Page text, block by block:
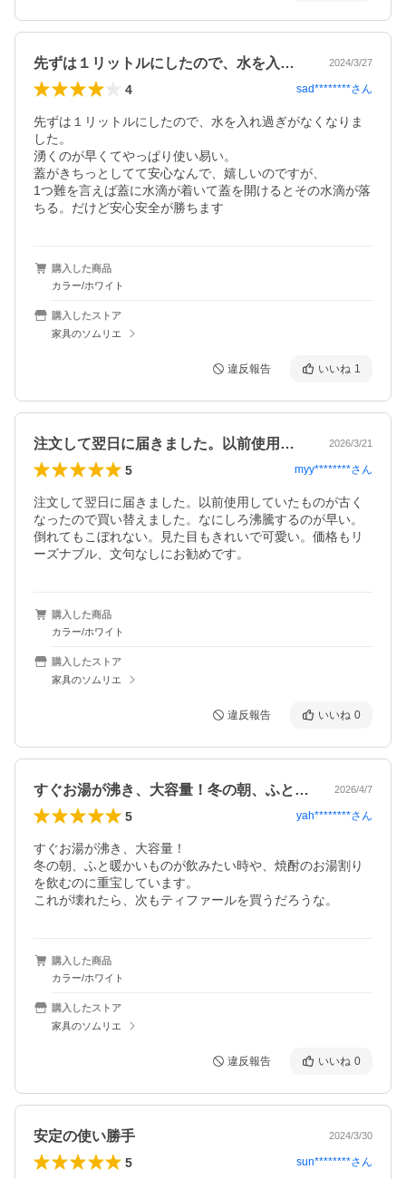
先ずは１リットルにしたので、水を入れ過… 2024/3/27
4 sad********さん
先ずは１リットルにしたので、水を入れ過ぎがなくなりま
した。
湧くのが早くてやっぱり使い易い。
蓋がきちっとしてて安心なんで、嬉しいのですが、
1つ難を言えば蓋に水滴が着いて蓋を開けるとその水滴が落
ちる。だけど安心安全が勝ちます
購入した商品
カラー/ホワイト
購入したストア
家具のソムリエ
違反報告 いいね 1
注文して翌日に届きました。以前使用して… 2026/3/21
5 myy********さん
注文して翌日に届きました。以前使用していたものが古く
なったので買い替えました。なにしろ沸騰するのが早い。
倒れてもこぼれない。見た目もきれいで可愛い。価格もリ
ーズナブル、文句なしにお勧めです。
購入した商品
カラー/ホワイト
購入したストア
家具のソムリエ
違反報告 いいね 0
すぐお湯が沸き、大容量！冬の朝、ふと暖… 2026/4/7
5 yah********さん
すぐお湯が沸き、大容量！
冬の朝、ふと暖かいものが飲みたい時や、焼酎のお湯割り
を飲むのに重宝しています。
これが壊れたら、次もティファールを買うだろうな。
購入した商品
カラー/ホワイト
購入したストア
家具のソムリエ
違反報告 いいね 0
安定の使い勝手 2024/3/30
5 sun********さん